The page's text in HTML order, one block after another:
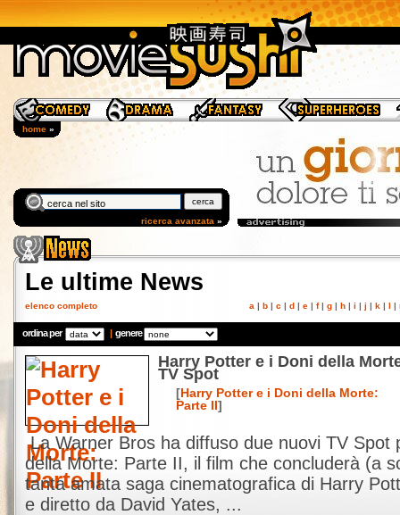
home »
Le ultime News
a | b | c | d | e | f| g | h | i | j | k | l |
elenco completo
ordina per genere
Harry Potter e i Doni della
TV Spot
[Harry Potter e i Doni della Morte:
Parte II]
La Warner Bros ha diffuso due nuovi TV Spot
della Morte: Parte II, il film che concluderà (a
tanta amata saga cinematografica di Harry
e diretto da David Yates, ...
ricerca avanzata »